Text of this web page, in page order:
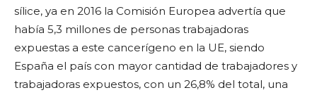
sílice, ya en 2016 la Comisión Europea advertía que
había 5,3 millones de personas trabajadoras
expuestas a este cancerígeno en la UE, siendo
España el país con mayor cantidad de trabajadores y
trabajadoras expuestos, con un 26,8% del total, una